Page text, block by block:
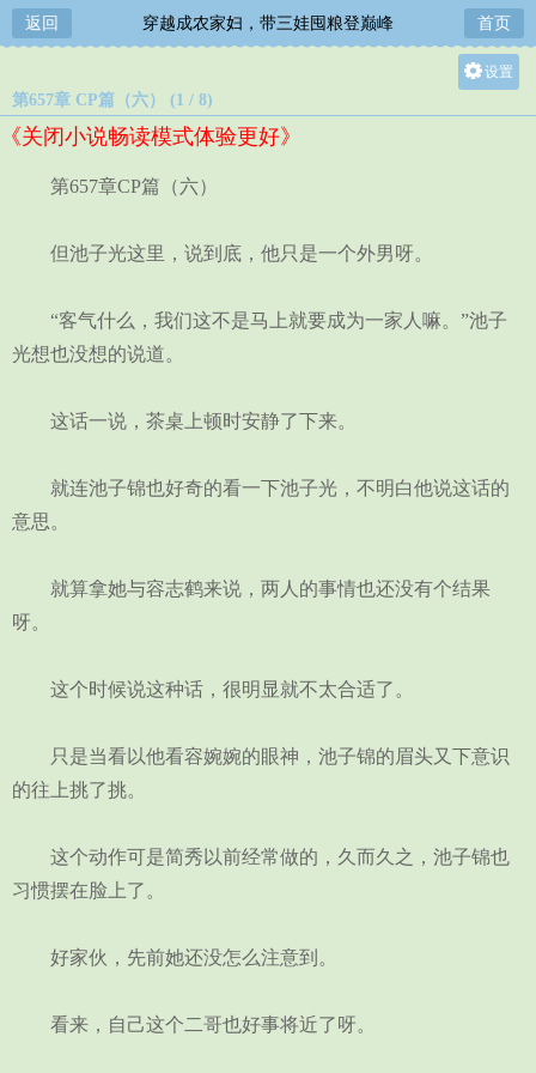
返回 穿越成农家妇，带三娃囤粮登巅峰 首页
设置
第657章 CP篇（六） (1 / 8)
《关闭小说畅读模式体验更好》
第657章CP篇（六）
但池子光这里，说到底，他只是一个外男呀。
“客气什么，我们这不是马上就要成为一家人嘛。”池子
光想也没想的说道。
这话一说，茶桌上顿时安静了下来。
就连池子锦也好奇的看一下池子光，不明白他说这话的
意思。
就算拿她与容志鹤来说，两人的事情也还没有个结果
呀。
这个时候说这种话，很明显就不太合适了。
只是当看以他看容婉婉的眼神，池子锦的眉头又下意识
的往上挑了挑。
这个动作可是简秀以前经常做的，久而久之，池子锦也
习惯摆在脸上了。
好家伙，先前她还没怎么注意到。
看来，自己这个二哥也好事将近了呀。